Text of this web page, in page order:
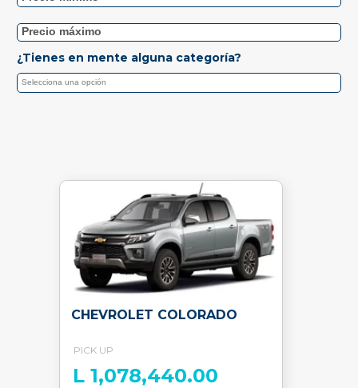
¿Tienes en mente alguna categoría?
CHEVROLET COLORADO
PICK UP
L 1,078,440.00